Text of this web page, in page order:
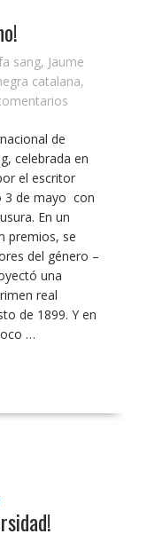
sang, Jaume
catalana,
de
celebrada en
el escritor
3 de mayo con
En un
premios, se
del género –
una
real
de 1899. Y en
…